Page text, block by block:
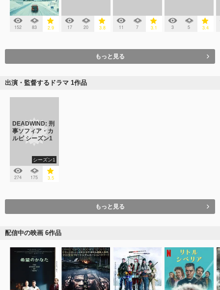
152 83 2.9 17 20 3.8 11 7 3.1 3 5 3.4
もっと見る
出演・監督するドラマ 1作品
DEADWIND: 刑
事ソフィア・カ
ルピ シーズン1
シーズン1
274 175 3.5
もっと見る
配信中の映画 6作品